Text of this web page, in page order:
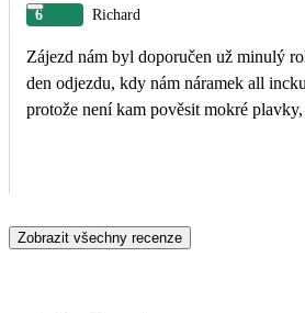
6 Richard
Zájezd nám byl doporučen už minulý rok. Hotel byl přímo skvělý, absolutní klid, skvělé jídlo, velmi
den odjezdu, kdy nám náramek all inckusive platil az do odjezdu autobusu na letiště. Jediné, co bych hotelu vytknul, je tmabsence jakekoliv šňůry, sušáku nebo alespoň háčků,
protože není kam pověsit mokré
Zobrazit všechny recenze